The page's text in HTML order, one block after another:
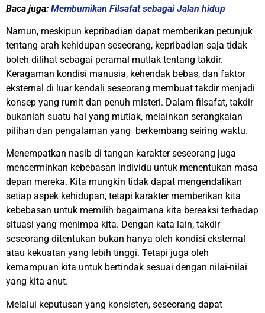
Baca juga: Membumikan Filsafat sebagai Jalan hidup
Namun, meskipun kepribadian dapat memberikan petunjuk
tentang arah kehidupan seseorang, kepribadian saja tidak
boleh dilihat sebagai peramal mutlak tentang takdir.
Keragaman kondisi manusia, kehendak bebas, dan faktor
eksternal di luar kendali seseorang membuat takdir menjadi
konsep yang rumit dan penuh misteri. Dalam filsafat, takdir
bukanlah suatu hal yang mutlak, melainkan serangkaian
pilihan dan pengalaman yang berkembang seiring waktu.
Menempatkan nasib di tangan karakter seseorang juga
mencerminkan kebebasan individu untuk menentukan masa
depan mereka. Kita mungkin tidak dapat mengendalikan
setiap aspek kehidupan, tetapi karakter memberikan kita
kebebasan untuk memilih bagaimana kita bereaksi terhadap
situasi yang menimpa kita. Dengan kata lain, takdir
seseorang ditentukan bukan hanya oleh kondisi eksternal
atau kekuatan yang lebih tinggi. Tetapi juga oleh
kemampuan kita untuk bertindak sesuai dengan nilai-nilai
yang kita anut.
Melalui keputusan yang konsisten, seseorang dapat